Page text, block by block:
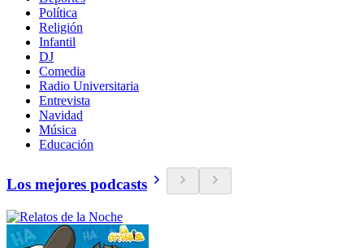
Política
Religión
Infantil
DJ
Comedia
Radio Universitaria
Entrevista
Navidad
Música
Educación
Los mejores podcasts